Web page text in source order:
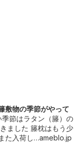
籐敷物の季節がやって
節はラタン（籐）の
ました 籐枕はもう少
た入荷し…ameblo.jp